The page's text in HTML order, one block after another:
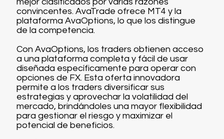
convincentes. AvaTrade ofrece MT4 y la
plataforma AvaOptions, lo que los distingue
de la competencia.
Con AvaOptions, los traders obtienen acceso
a una plataforma completa y fácil de usar
diseñada específicamente para operar con
opciones de FX. Esta oferta innovadora
permite a los traders diversificar sus
estrategias y aprovechar la volatilidad del
mercado, brindándoles una mayor flexibilidad
para gestionar el riesgo y maximizar el
potencial de beneficios.